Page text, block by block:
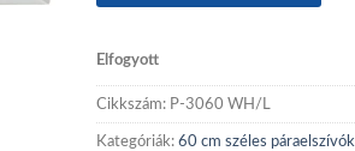
Elfogyott
Cikkszám: P-3060 WH/L
Kategóriák:60 cm széles páraelszívók